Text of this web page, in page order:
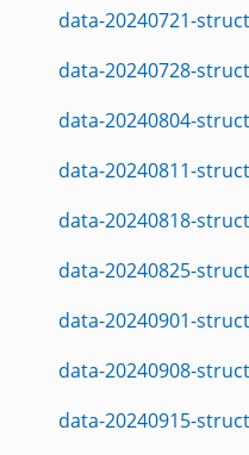
data-20240721-
data-20240728-
data-20240804-
data-20240811-
data-20240818-
data-20240825-
data-20240901-
data-20240908-
data-20240915-